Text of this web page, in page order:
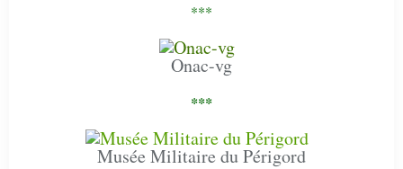
***
Onac-vg
***
Musée Militaire du Périgord